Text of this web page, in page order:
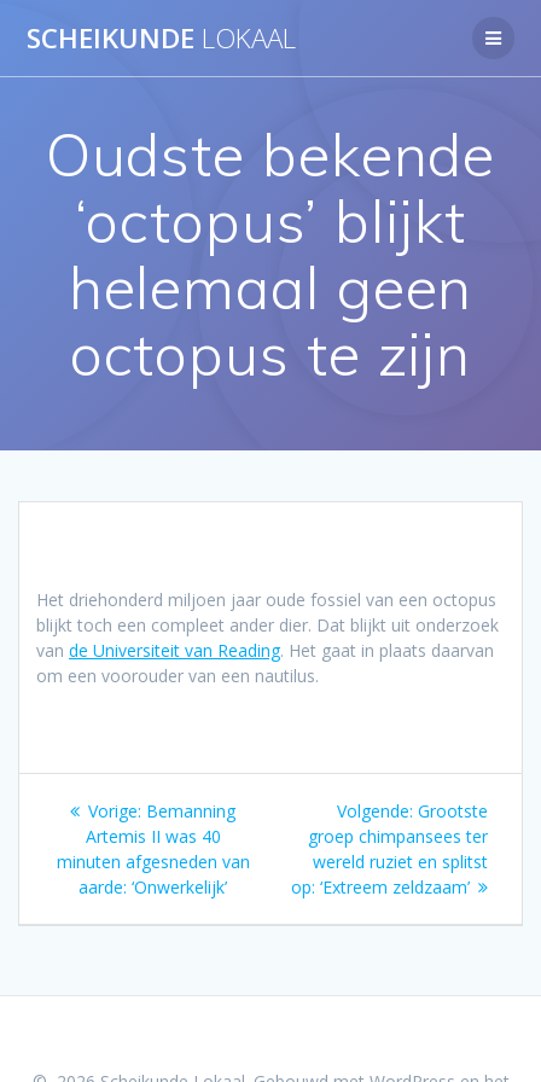
naar
SCHEIKUNDE LOKAAL
Oudste bekende
‘octopus’ blijkt
helemaal geen
octopus te zijn
Het driehonderd miljoen jaar oude fossiel van een octopus
blijkt toch een compleet ander dier. Dat blijkt uit onderzoek
van de Universiteit van Reading. Het gaat in plaats daarvan
om een voorouder van een nautilus.
Bericht
navigatie
Vorige: Vorig
bericht:
Bemanning
Artemis II was 40
minuten afgesneden van
aarde: ‘Onwerkelijk’
Volgende: Volgend
bericht:
Grootste
groep chimpansees ter
wereld ruziet en splitst
op: ‘Extreem zeldzaam’